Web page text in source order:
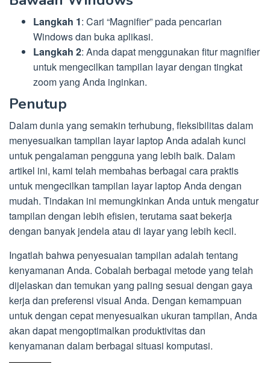
Langkah 1: Cari “Magnifier” pada pencarian
Windows dan buka aplikasi.
Langkah 2: Anda dapat menggunakan fitur magnifier
untuk mengecilkan tampilan layar dengan tingkat
zoom yang Anda inginkan.
Penutup
Dalam dunia yang semakin terhubung, fleksibilitas dalam
menyesuaikan tampilan layar laptop Anda adalah kunci
untuk pengalaman pengguna yang lebih baik. Dalam
artikel ini, kami telah membahas berbagai cara praktis
untuk mengecilkan tampilan layar laptop Anda dengan
mudah. Tindakan ini memungkinkan Anda untuk mengatur
tampilan dengan lebih efisien, terutama saat bekerja
dengan banyak jendela atau di layar yang lebih kecil.
Ingatlah bahwa penyesuaian tampilan adalah tentang
kenyamanan Anda. Cobalah berbagai metode yang telah
dijelaskan dan temukan yang paling sesuai dengan gaya
kerja dan preferensi visual Anda. Dengan kemampuan
untuk dengan cepat menyesuaikan ukuran tampilan, Anda
akan dapat mengoptimalkan produktivitas dan
kenyamanan dalam berbagai situasi komputasi.